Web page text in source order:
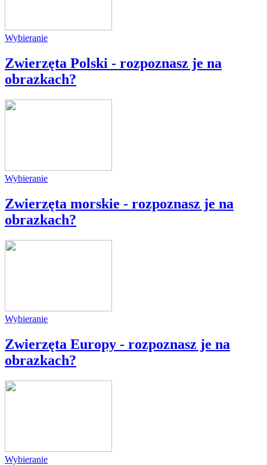
Wybieranie
Zwierzęta Polski - rozpoznasz je na
obrazkach?
Wybieranie
Zwierzęta morskie - rozpoznasz je na
obrazkach?
Wybieranie
Zwierzęta Europy - rozpoznasz je na
obrazkach?
Wybieranie